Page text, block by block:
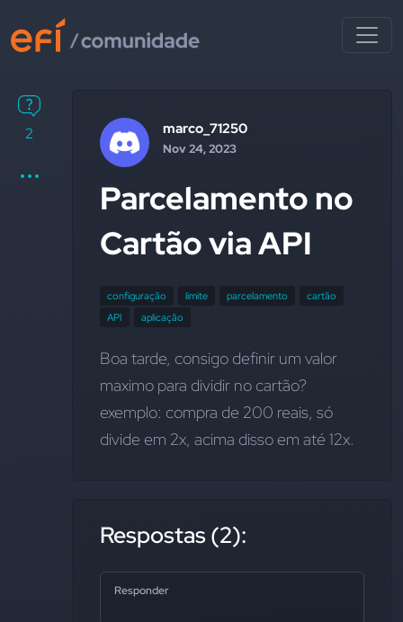
2 marco_71250
Nov 24, 2023
Parcelamento no
Cartão via API
configuração limite parcelamento
cartão
API
aplicação
Boa tarde, consigo definir um valor
maximo para dividir no cartão?
exemplo: compra de 200 reais, só
divide em 2x, acima disso em até 12x.
Respostas (2):
Responder